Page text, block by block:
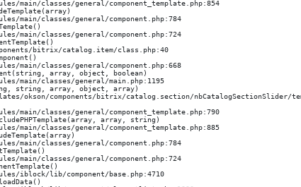
array, object, boolean)
string, array, object, array)
array, string)